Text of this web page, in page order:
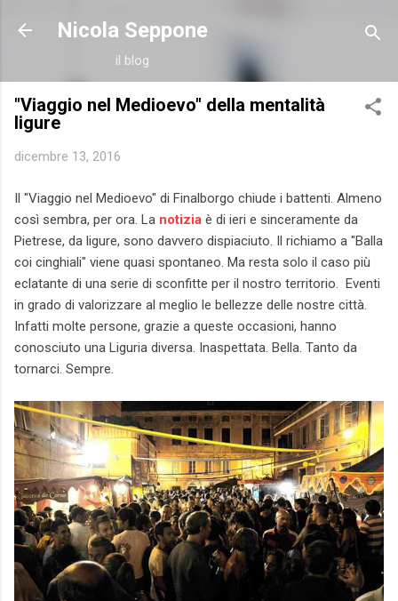
Passa ai contenuti principali
Nicola Seppone
il blog
"Viaggio nel Medioevo" della mentalità
ligure
dicembre 13, 2016
Il "Viaggio nel Medioevo" di Finalborgo chiude i battenti. Almeno
così sembra, per ora. La notizia è di ieri e sinceramente da
Pietrese, da ligure, sono davvero dispiaciuto. Il richiamo a "Balla
coi cinghiali" viene quasi spontaneo. Ma resta solo il caso più
eclatante di una serie di sconfitte per il nostro territorio. Eventi
in grado di valorizzare al meglio le bellezze delle nostre città.
Infatti molte persone, grazie a queste occasioni, hanno
conosciuto una Liguria diversa. Inaspettata. Bella. Tanto da
tornarci. Sempre.